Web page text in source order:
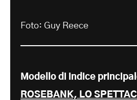
Foto: Guy Reece
Modello di indice
ROSEBANK, LO